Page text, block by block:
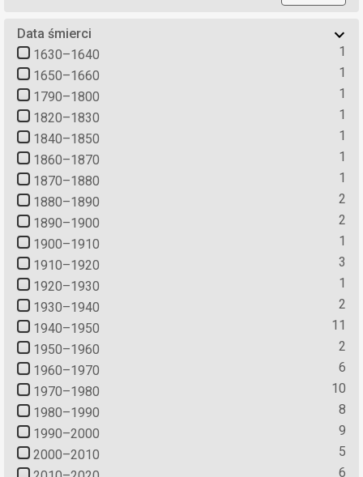
Data śmierci
1630–1640
1
1650–1660
1
1790–1800
1
1820–1830
1
1840–1850
1
1860–1870
1
1870–1880
1
1880–1890
2
1890–1900
2
1900–1910
1
1910–1920
3
1920–1930
1
1930–1940
2
1940–1950
11
1950–1960
2
1960–1970
6
1970–1980
10
1980–1990
8
1990–2000
9
2000–2010
5
6